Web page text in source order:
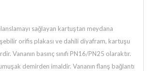
sağlayan kartuştan meydana
orifis plakası ve dahili diyafram, kartuşu
Vananın basınç sınıfı PN16/PN25 olaraktır.
demirden imaldir. Vananın flanş bağlantı